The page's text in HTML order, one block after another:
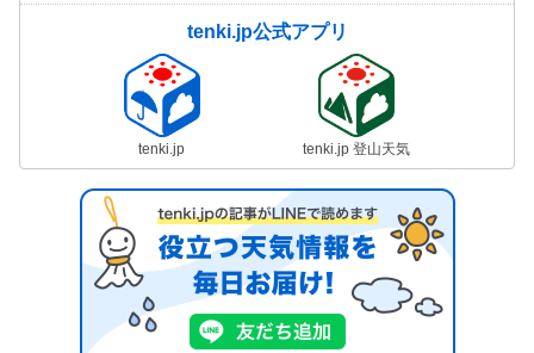
tenki.jp公式アプリ
tenki.jp tenki.jp 登山天気